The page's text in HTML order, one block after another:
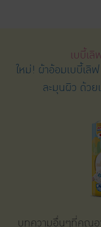
เบบี้เ
ใหม่! ผ้าอ้อมเบบี้เ
ละมุนผิว ด้ว
บทความอื่นๆที่คุณอ